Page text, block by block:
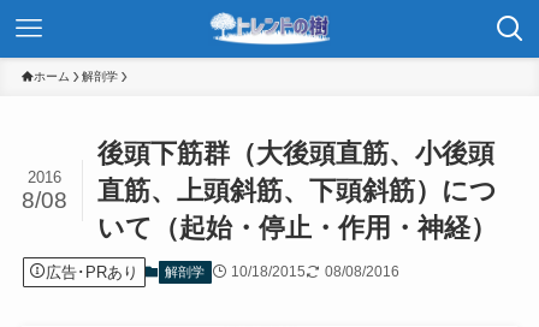
ホーム 解剖学
後頭下筋群（大後頭直筋、小後頭
直筋、上頭斜筋、下頭斜筋）につ
いて（起始・停止・作用・神経）
2016
8/08
広告･PRあり 解剖学 10/18/2015 08/08/2016